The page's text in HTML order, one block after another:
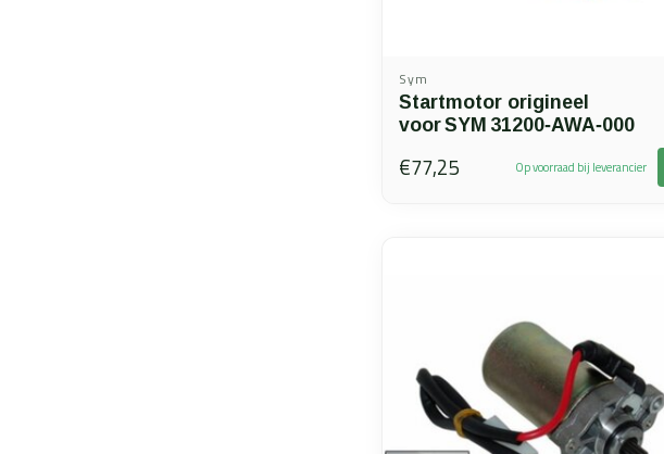
Sym
Startmotor origineel
voor SYM 31200‑AWA‑000
€77,25 Op voorraad bij leverancier